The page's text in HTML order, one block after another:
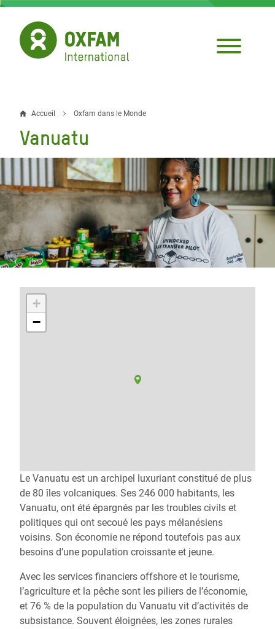
Aller
contenu
principal
Fil
d'Ariane
Accueil Oxfam dans le Monde
Vanuatu
+
−
Le Vanuatu est un archipel luxuriant constitué de plus
de 80 îles volcaniques. Ses 246 000 habitants, les
Vanuatu, ont été épargnés par les troubles civils et
politiques qui ont secoué les pays mélanésiens
voisins. Son économie ne répond toutefois pas aux
besoins d’une population croissante et jeune.
Avec les services financiers offshore et le tourisme,
l’agriculture et la pêche sont les piliers de l’économie,
et 76 % de la population du Vanuatu vit d’activités de
subsistance. Souvent éloignées, les zones rurales